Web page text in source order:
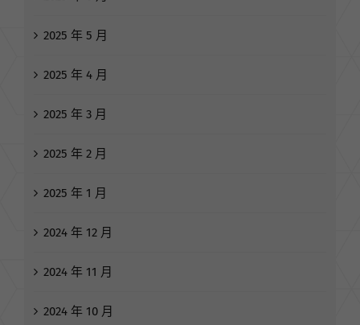
2025 年 5 月
2025 年 4 月
2025 年 3 月
2025 年 2 月
2025 年 1 月
2024 年 12 月
2024 年 11 月
2024 年 10 月